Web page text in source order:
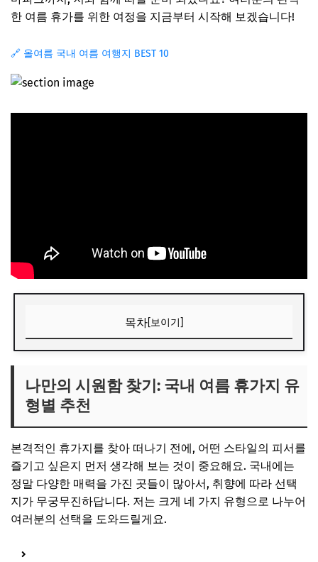
한 여름 휴가를 위한 여정을 지금부터 시작해 보겠습니다!
🔗 올여름 국내 여름 여행지 BEST 10
목차[보이기]
푸른 숲과 맑은 계곡: 자연 속 힐링
시원한 바다와 섬: 탁 트인 전망
이색적인 동굴: 자연 에어컨
물놀이 테마파크/강: 짜릿한 즐거움
📌 지금 뜨는 꿀정보! 놓치지 마세요
추가할인 코드 WRVE6
울창한 숲과 맑은 계곡: 국내 피서 명산 & 계곡
나만의 시원함 찾기: 국내 여름 휴가지 유
형별 추천
본격적인 휴가지를 찾아 떠나기 전에, 어떤 스타일의 피서를
즐기고 싶은지 먼저 생각해 보는 것이 중요해요. 국내에는
정말 다양한 매력을 가진 곳들이 많아서, 취향에 따라 선택
지가 무궁무진하답니다. 저는 크게 네 가지 유형으로 나누어
여러분의 선택을 도와드릴게요.